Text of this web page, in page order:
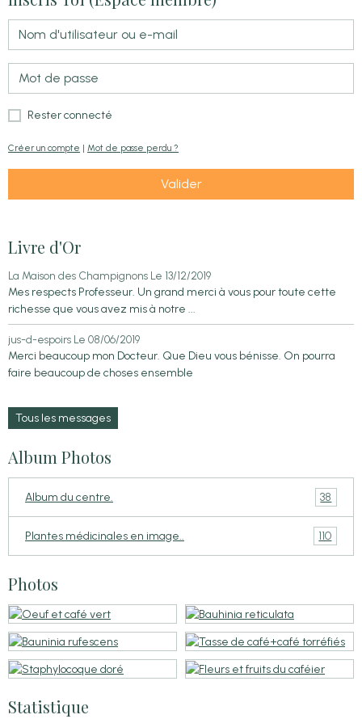
Rester connecté
Créer un compte | Mot de passe perdu ?
Valider
Livre d'Or
La Maison des Champignons Le 13/12/2019
Mes respects Professeur. Un grand merci à vous pour toute cette
richesse que vous avez mis à notre ...
jus-d-espoirs Le 08/06/2019
Merci beaucoup mon Docteur. Que Dieu vous bénisse. On pourra
faire beaucoup de choses ensemble
Tous les messages
Album Photos
Album du centre. 38
Plantes médicinales en image.. 110
Photos
Statistique